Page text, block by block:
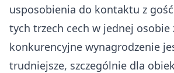
usposobienia do kontaktu z
tych trzech cech w jednej osobie
konkurencyjne wynagrodzenie
trudniejsze, szczególnie dla